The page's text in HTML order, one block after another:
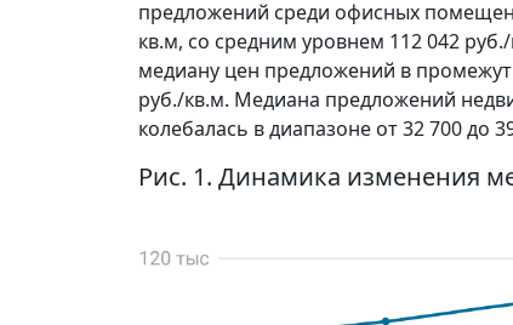
предложений среди офисных
кв.м, со средним уровнем 112 042
медиану цен предложений в
руб./кв.м. Медиана предложений
колебалась в диапазоне от 32 700 до
Рис. 1. Динамика изменения